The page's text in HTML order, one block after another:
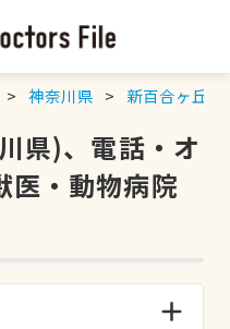
神奈川県 新百合ヶ丘駅
県)、電話・オ
医・動物病院